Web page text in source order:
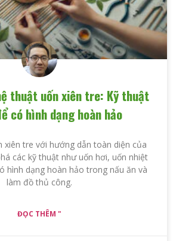
thuật uốn xiên tre: Kỹ thuật
có hình dạng hoàn hảo
xiên tre với hướng dẫn toàn diện của
các kỹ thuật như uốn hơi, uốn nhiệt
hình dạng hoàn hảo trong nấu ăn và
làm đồ thủ công.
ĐỌC THÊM "